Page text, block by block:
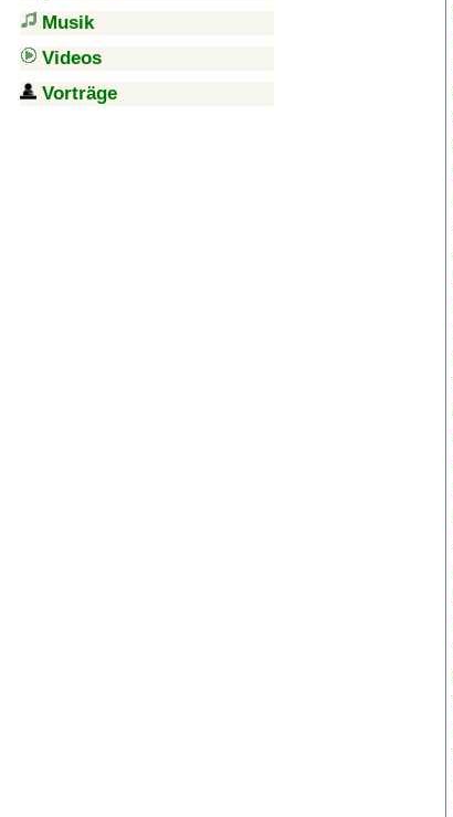
Musik
Videos
Vorträge